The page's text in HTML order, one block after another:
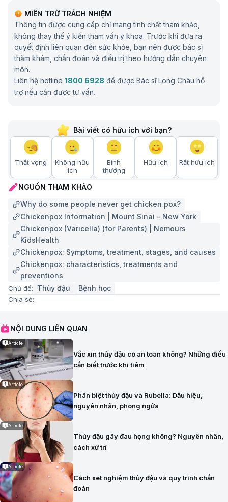
MIỄN TRỪ TRÁCH NHIỆM
Thông tin được cung cấp chỉ mang tính chất tham khảo,
không thay thế ý kiến tham vấn y khoa. Trước khi đưa ra
quyết định liên quan đến sức khỏe, bạn nên được bác sĩ
thăm khám, chẩn đoán và điều trị theo hướng dẫn chuyên
môn.
Liên hệ hotline 1800 6928 để được Bác sĩ Long Châu hỗ
trợ nếu cần được tư vấn.
Bài viết có hữu ích với bạn?
Thất vọng
Không hữu
ích
Bình
thường
Hữu ích Rất hữu ích
NGUỒN THAM KHẢO
Why do some people never get chicken pox?
Chickenpox Information | Mount Sinai - New York
Chickenpox (Varicella) (for Parents) | Nemours
KidsHealth
Chickenpox: Symptoms, treatment, stages, and causes
Chickenpox: characteristics, treatments and
preventions
Chủ đề: Thủy đậu Bệnh học
Chia sẻ:
NỘI DUNG LIÊN QUAN
Article
Vắc xin thủy đậu có an toàn không? Những điều
cần biết trước khi tiêm
Article
Phân biệt thủy đậu và Rubella: Dấu hiệu,
nguyên nhân, phòng ngừa
Article
Thủy đậu gây đau họng không? Nguyên nhân,
cách xử trí
Article
Cách xét nghiệm thủy đậu và quy trình chẩn
đoán